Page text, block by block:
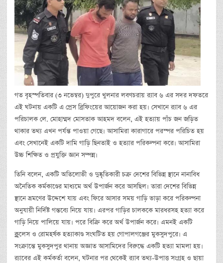
গত বৃহস্পতিবার (৩ নভেম্বর) দুপুরে খুলনার লবণচরায় র‌্যাব ৬ এর সদর দফতরে
এই ঘটনায় একটি এ প্রেস ব্রিফিংয়ের আয়োজন করা হয়। সেখানে র‌্যাব ৬ এর
পরিচালক লে. মোহাম্মদ মোসতাক আহমদ বলেন, এই হত্যায় পাঁচ জন জড়িত
থাকার তথ্য এখন পর্যন্ত পাওয়া গেছে। আসামিরা কারাগারে পরস্পর পরিচিত হয়
এবং সেখানেই একটি দামি গাড়ি ছিনতাই ও হত্যার পরিকল্পনা করে। আসামিরা
উচ্চ শিক্ষিত ও প্রযুক্তি জ্ঞান সম্পন্ন।
তিনি বলেন, একটি অতিলোভী ও দুষ্কৃতিকারী চক্র দেশের বিভিন্ন স্থানে নানাবিধ
অনৈতিক কর্মকাণ্ডের মাধ্যমে অর্থ উপার্জন করে আসছিল। তারা দেশের বিভিন্ন
স্থানে ভ্রমণের উদ্দেশে যায় এবং ফিরে আসার সময় গাড়ি ভাড়া করে পরিকল্পনা
অনুযায়ী নির্দিষ্ট গন্তব্যে নিয়ে যায়। এরপর গাড়ির চালককে মারধরসহ হত্যা করে
গাড়ি নিয়ে পালিয়ে যায়। পরে বিক্রি করে অর্থ উপার্জন করে। এমনই একটি
ক্লুলেস ও রোমহর্ষক হত্যাকাণ্ড সংঘটিত হয় গোপালগঞ্জের মুকসুদপুরে। এ
সংক্রান্তে মুকসুদপুর থানায় অজ্ঞাত আসামিদের বিরুদ্ধে একটি হত্যা মামলা হয়।
র‍্যাবের এই কর্মকর্তা বলেন, ঘটনার পর থেকেই র‌্যাব তথ্য-উপাত্ত সংগ্রহ ও ছায়া